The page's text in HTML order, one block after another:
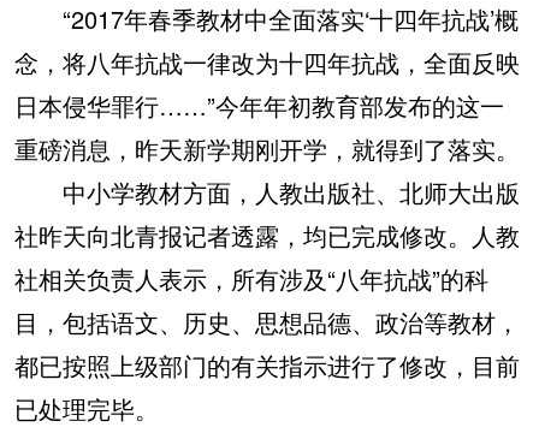
“2017年春季教材中全面落实‘十四年抗战’概
念，将八年抗战一律改为十四年抗战，全面反映
日本侵华罪行……”今年年初教育部发布的这一
重磅消息，昨天新学期刚开学，就得到了落实。
中小学教材方面，人教出版社、北师大出版
社昨天向北青报记者透露，均已完成修改。人教
社相关负责人表示，所有涉及“八年抗战”的科
目，包括语文、历史、思想品德、政治等教材，
都已按照上级部门的有关指示进行了修改，目前
已处理完毕。